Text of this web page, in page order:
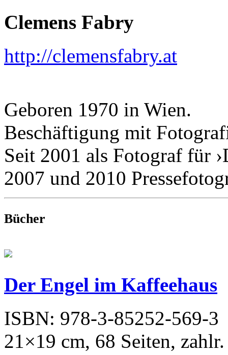
Clemens Fabry
http://clemensfabry.at
Geboren 1970 in Wien.
Beschäftigung mit
Seit 2001 als Fotograf für
2007 und 2010
Bücher
Der Engel im Kaffeehaus
ISBN: 978-3-85252-569-3
21×19 cm, 68 Seiten,